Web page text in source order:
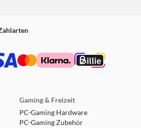
Gaming & Freizeit
PC-Gaming Hardware
PC-Gaming Zubehör